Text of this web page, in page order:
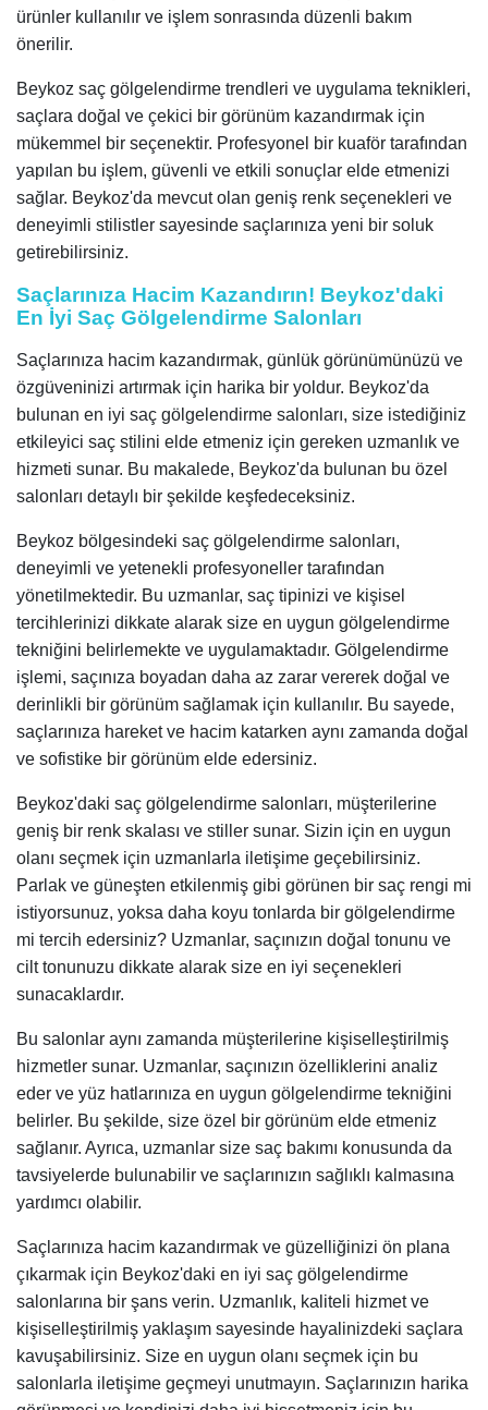
ürünler kullanılır ve işlem sonrasında düzenli bakım
önerilir.
Beykoz saç gölgelendirme trendleri ve uygulama teknikleri,
saçlara doğal ve çekici bir görünüm kazandırmak için
mükemmel bir seçenektir. Profesyonel bir kuaför tarafından
yapılan bu işlem, güvenli ve etkili sonuçlar elde etmenizi
sağlar. Beykoz'da mevcut olan geniş renk seçenekleri ve
deneyimli stilistler sayesinde saçlarınıza yeni bir soluk
getirebilirsiniz.
Saçlarınıza Hacim Kazandırın! Beykoz'daki
En İyi Saç Gölgelendirme Salonları
Saçlarınıza hacim kazandırmak, günlük görünümünüzü ve
özgüveninizi artırmak için harika bir yoldur. Beykoz'da
bulunan en iyi saç gölgelendirme salonları, size istediğiniz
etkileyici saç stilini elde etmeniz için gereken uzmanlık ve
hizmeti sunar. Bu makalede, Beykoz'da bulunan bu özel
salonları detaylı bir şekilde keşfedeceksiniz.
Beykoz bölgesindeki saç gölgelendirme salonları,
deneyimli ve yetenekli profesyoneller tarafından
yönetilmektedir. Bu uzmanlar, saç tipinizi ve kişisel
tercihlerinizi dikkate alarak size en uygun gölgelendirme
tekniğini belirlemekte ve uygulamaktadır. Gölgelendirme
işlemi, saçınıza boyadan daha az zarar vererek doğal ve
derinlikli bir görünüm sağlamak için kullanılır. Bu sayede,
saçlarınıza hareket ve hacim katarken aynı zamanda doğal
ve sofistike bir görünüm elde edersiniz.
Beykoz'daki saç gölgelendirme salonları, müşterilerine
geniş bir renk skalası ve stiller sunar. Sizin için en uygun
olanı seçmek için uzmanlarla iletişime geçebilirsiniz.
Parlak ve güneşten etkilenmiş gibi görünen bir saç rengi mi
istiyorsunuz, yoksa daha koyu tonlarda bir gölgelendirme
mi tercih edersiniz? Uzmanlar, saçınızın doğal tonunu ve
cilt tonunuzu dikkate alarak size en iyi seçenekleri
sunacaklardır.
Bu salonlar aynı zamanda müşterilerine kişiselleştirilmiş
hizmetler sunar. Uzmanlar, saçınızın özelliklerini analiz
eder ve yüz hatlarınıza en uygun gölgelendirme tekniğini
belirler. Bu şekilde, size özel bir görünüm elde etmeniz
sağlanır. Ayrıca, uzmanlar size saç bakımı konusunda da
tavsiyelerde bulunabilir ve saçlarınızın sağlıklı kalmasına
yardımcı olabilir.
Saçlarınıza hacim kazandırmak ve güzelliğinizi ön plana
çıkarmak için Beykoz'daki en iyi saç gölgelendirme
salonlarına bir şans verin. Uzmanlık, kaliteli hizmet ve
kişiselleştirilmiş yaklaşım sayesinde hayalinizdeki saçlara
kavuşabilirsiniz. Size en uygun olanı seçmek için bu
salonlarla iletişime geçmeyi unutmayın. Saçlarınızın harika